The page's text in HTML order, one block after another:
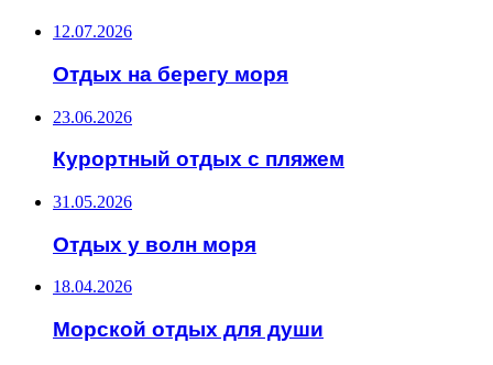
12.07.2026
Отдых на берегу моря
23.06.2026
Курортный отдых с пляжем
31.05.2026
Отдых у волн моря
18.04.2026
Морской отдых для души